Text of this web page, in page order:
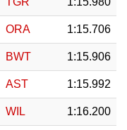
ORA 1:15.706
BWT 1:15.906
AST 1:15.992
WIL 1:16.200